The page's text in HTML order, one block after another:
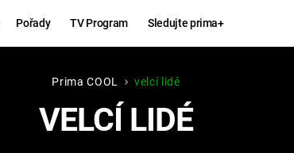
Pořady TV Program Sledujte prima+
Hry
Prima COOL velcí lidé
VELCÍ LIDÉ